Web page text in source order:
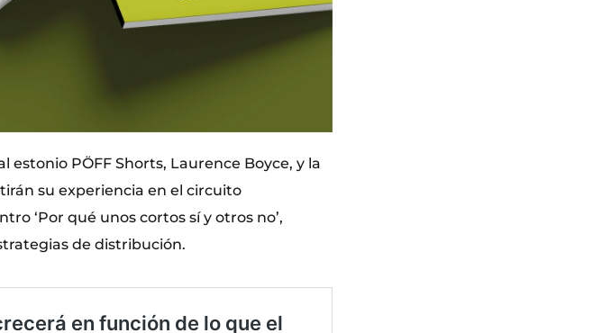
estonio PÖFF Shorts, Laurence Boyce, y la
su experiencia en el circuito
‘Por qué unos cortos sí y otros no’,
de distribución.